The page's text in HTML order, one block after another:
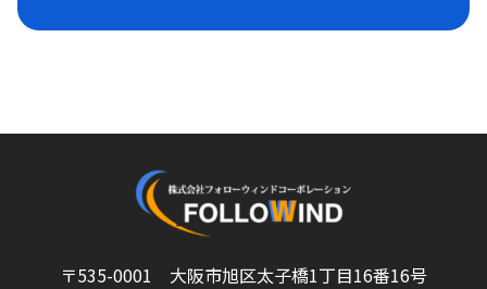
〒535-0001 大阪市旭区太子橋1丁目16番16号